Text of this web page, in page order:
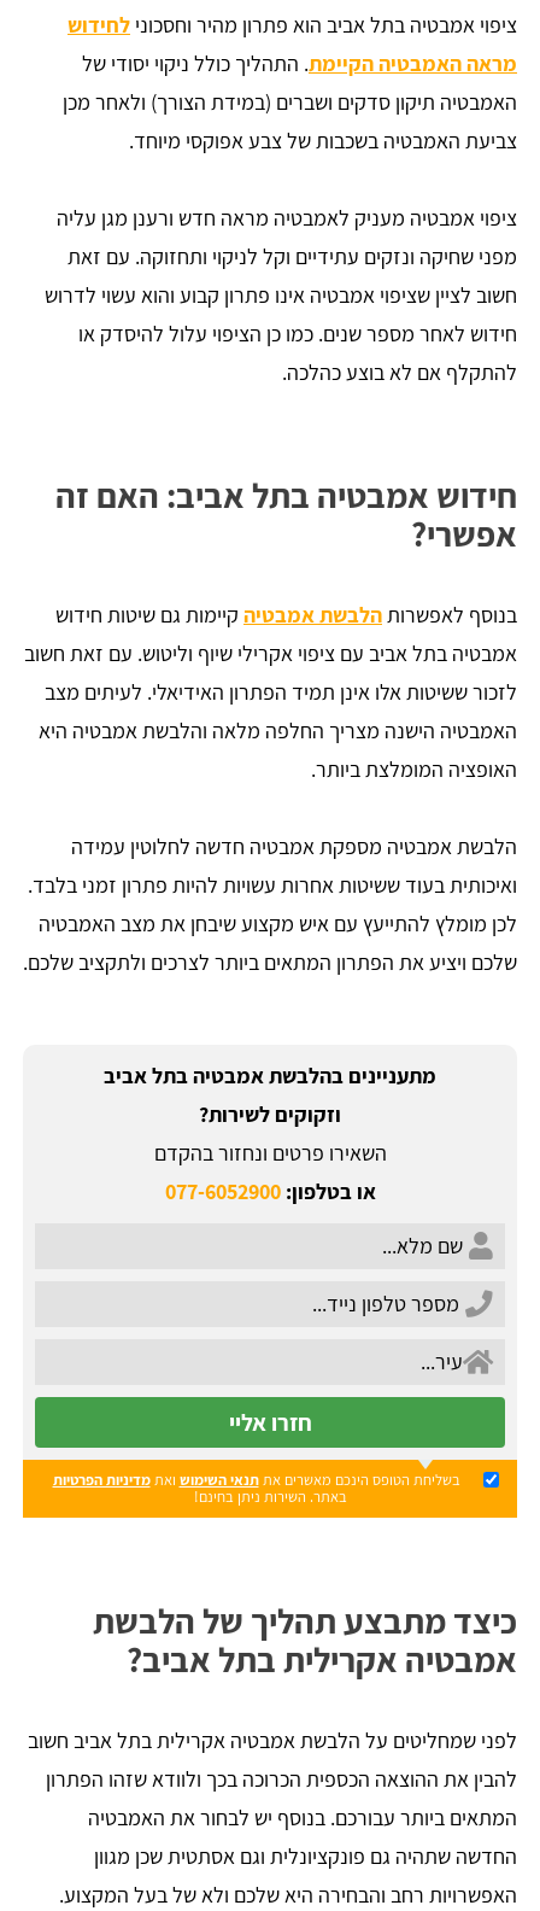
ציפוי אמבטיה בתל אביב הוא פתרון מהיר וחסכוני לחידוש
מראה האמבטיה הקיימת. התהליך כולל ניקוי יסודי של
האמבטיה תיקון סדקים ושברים (במידת הצורך) ולאחר מכן
צביעת האמבטיה בשכבות של צבע אפוקסי מיוחד.
ציפוי אמבטיה מעניק לאמבטיה מראה חדש ורענן מגן עליה
מפני שחיקה ונזקים עתידיים וקל לניקוי ותחזוקה. עם זאת
חשוב לציין שציפוי אמבטיה אינו פתרון קבוע והוא עשוי לדרוש
חידוש לאחר מספר שנים. כמו כן הציפוי עלול להיסדק או
להתקלף אם לא בוצע כהלכה.
חידוש אמבטיה בתל אביב: האם זה
אפשרי?
בנוסף לאפשרותהלבשת אמבטיה קיימות גם שיטות חידוש
אמבטיה בתל אביב עם ציפוי אקרילי שיוף וליטוש. עם זאת חשוב
לזכור ששיטות אלו אינן תמיד הפתרון האידיאלי. לעיתים מצב
האמבטיה הישנה מצריך החלפה מלאה והלבשת אמבטיה היא
האופציה המומלצת ביותר.
הלבשת אמבטיה מספקת אמבטיה חדשה לחלוטין עמידה
ואיכותית בעוד ששיטות אחרות עשויות להיות פתרון זמני בלבד.
לכן מומלץ להתייעץ עם איש מקצוע שיבחן את מצב האמבטיה
שלכם ויציע את הפתרון המתאים ביותר לצרכים ולתקציב שלכם.
מתעניינים בהלבשת אמבטיה בתל אביב
וזקוקים לשירות?
השאירו פרטים ונחזור בהקדם
או בטלפון:077-6052900
חזרו אליי
בשליחת הטופס הינכם מאשרים אתתנאי השימוש ואתמדיניות הפרטיות
באתר. השירות ניתן בחינם!
כיצד מתבצע תהליך של הלבשת
אמבטיה אקרילית בתל אביב?
לפני שמחליטים על הלבשת אמבטיה אקרילית בתל אביב חשוב
להבין את ההוצאה הכספית הכרוכה בכך ולוודא שזהו הפתרון
המתאים ביותר עבורכם. בנוסף יש לבחור את האמבטיה
החדשה שתהיה גם פונקציונלית וגם אסתטית שכן מגוון
האפשרויות רחב והבחירה היא שלכם ולא של בעל המקצוע.